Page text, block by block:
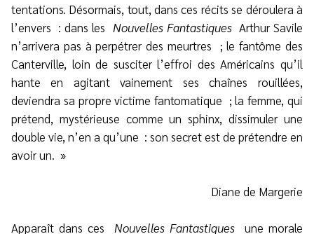
tentations. Désormais, tout, dans ces récits se déroulera à
l’envers : dans les Nouvelles FantastiquesArthur Savile
n’arrivera pas à perpétrer des meurtres ; le fantôme des
Canterville, loin de susciter l’effroi des Américains qu’il
hante en agitant vainement ses chaînes rouillées,
deviendra sa propre victime fantomatique ; la femme, qui
prétend, mystérieuse comme un sphinx, dissimuler une
double vie, n’en a qu’une : son secret est de prétendre en
avoir un. »
Diane de Margerie
Apparaît dans ces Nouvelles Fantastiques une morale